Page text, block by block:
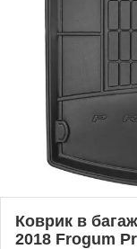
Коврик в
2018 Frogum